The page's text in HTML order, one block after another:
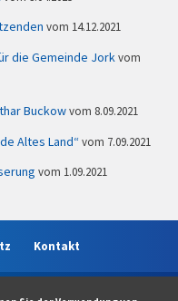
14.12.2021
die Gemeinde Jork
Buckow 8.09.2021
Altes Land“ 7.09.2021
1.09.2021
Kontakt